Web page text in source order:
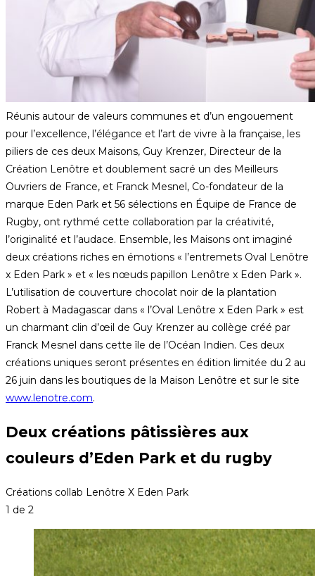
Réunis autour de valeurs communes et d’un engouement
pour l’excellence, l’élégance et l’art de vivre à la française, les
piliers de ces deux Maisons, Guy Krenzer, Directeur de la
Création Lenôtre et doublement sacré un des Meilleurs
Ouvriers de France, et Franck Mesnel, Co-fondateur de la
marque Eden Park et 56 sélections en Équipe de France de
Rugby, ont rythmé cette collaboration par la créativité,
l’originalité et l’audace. Ensemble, les Maisons ont imaginé
deux créations riches en émotions « l’entremets Oval Lenôtre
x Eden Park » et « les nœuds papillon Lenôtre x Eden Park ».
L’utilisation de couverture chocolat noir de la plantation
Robert à Madagascar dans « l’Oval Lenôtre x Eden Park » est
un charmant clin d’œil de Guy Krenzer au collège créé par
Franck Mesnel dans cette île de l’Océan Indien. Ces deux
créations uniques seront présentes en édition limitée du 2 au
26 juin dans les boutiques de la Maison Lenôtre et sur le site
www.lenotre.com.
Deux créations pâtissières aux
couleurs d’Eden Park et du rugby
Créations collab Lenôtre X Eden Park
1 de 2